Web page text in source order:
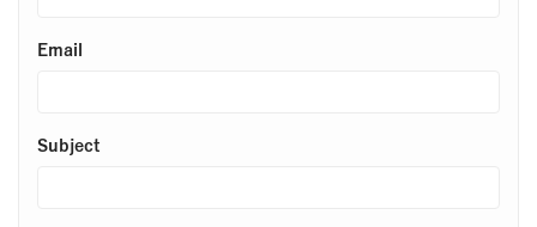
Email
Subject